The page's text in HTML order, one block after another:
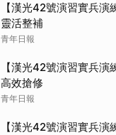
【漢光42號演習實兵演
靈活整補
青年日報
【漢光42號演習實兵
高效搶修
青年日報
【漢光42號演習實兵